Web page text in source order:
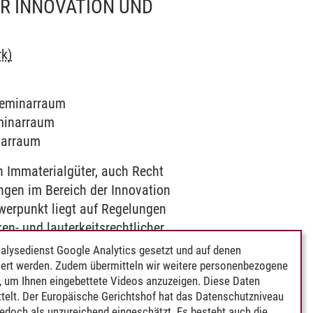
INNOVATION UND
auch Recht
im Bereich der Innovation
liegt auf Regelungen
und lauterkeitsrechtlicher
(ab WiSe
Google Analytics gesetzt und auf denen
werden. Zudem übermitteln wir weitere personenbezogene
Ihnen eingebettete Videos anzuzeigen. Diese Daten
Der Europäische Gerichtshof hat das Datenschutzniveau